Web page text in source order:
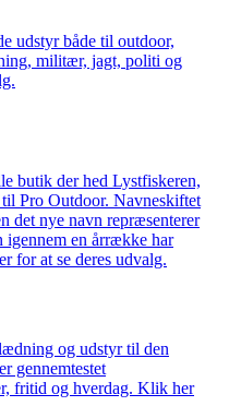
udstyr både til outdoor,
militær, jagt, politi og
butik der hed Lystfiskeren,
Pro Outdoor. Navneskiftet
det nye navn repræsenterer
igennem en årrække har
for at se deres udvalg.
og udstyr til den
gennemtestet
fritid og hverdag. Klik her